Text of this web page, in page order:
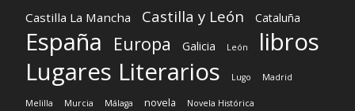
Castilla La Mancha Castilla y León Cataluña
España Europa Galicia León
libros
Lugares Literarios
Lugo Madrid
Melilla Murcia Málaga novela Novela Histórica